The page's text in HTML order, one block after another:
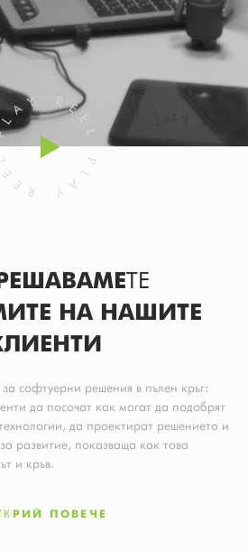
ТЕ
НА НАШИТЕ
софтуерни решения в пълен кръг:
да посочат как могат да подобрят
да проектират решението и
развитие, показваща как това
и кръв.
ПОВЕЧЕ